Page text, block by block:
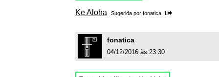
Ke Aloha Sugerida por fonatica
fonatica
04/12/2016 às 23:30